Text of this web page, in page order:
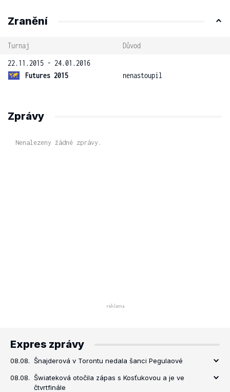
Zranění
Turnaj
Důvod
22.11.2015 - 24.01.2016
Futures 2015
nenastoupil
Zprávy
Nenalezeny žádné zprávy.
Expres zprávy
08.08. Šnajderová v Torontu nedala šanci Pegulaové
08.08. Šwiateková otočila zápas s Kosťukovou a je ve
čtvrtfinále